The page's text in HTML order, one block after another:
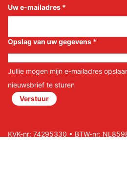
Uw e-mailadres *
Opslag van uw gegevens *
Jullie mogen mijn e-mailadres
nieuwsbrief te sturen
Verstuur
KVK-nr: 74295330 • BTW-nr: